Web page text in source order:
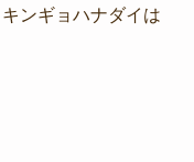
ンギョハナダイは